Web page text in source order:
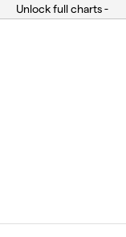
Unlock full charts -